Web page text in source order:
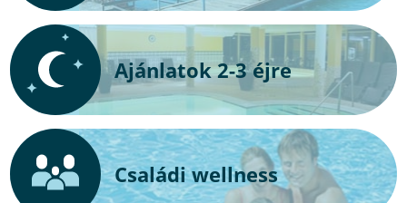
Ajánlatok 2-3 éjre
Családi wellness